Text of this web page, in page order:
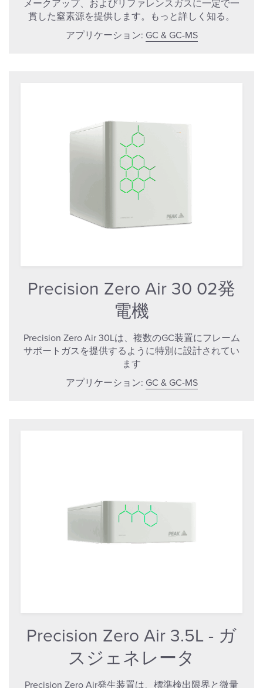
メークアップ、およびリファレンスガスに一定で一
貫した窒素源を提供します。もっと詳しく知る。
アプリケーション: GC & GC-MS
Precision Zero Air 30 02発
電機
Precision Zero Air 30Lは、複数のGC装置にフレーム
サポートガスを提供するように特別に設計されてい
ます
アプリケーション: GC & GC-MS
Precision Zero Air 3.5L - ガ
スジェネレータ
Precision Zero Air発生装置は、標準検出限界と微量